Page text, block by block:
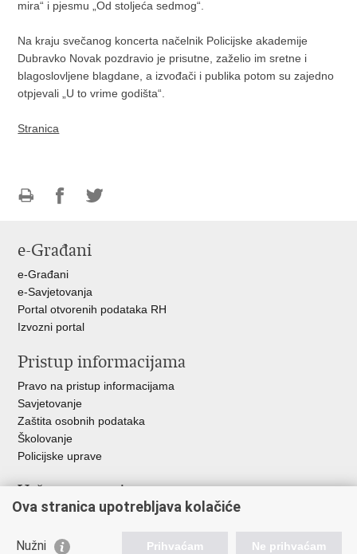
mira“ i pjesmu „Od stoljeća sedmog“.
Na kraju svečanog koncerta načelnik Policijske akademije
Dubravko Novak pozdravio je prisutne, zaželio im sretne i
blagoslovljene blagdane, a izvođači i publika potom su zajedno
otpjevali „U to vrime godišta“.
Stranica
FacebookuTwitteru
e-Građani
e-Građani
e-Savjetovanja
Portal otvorenih podataka RH
Izvozni portal
Pristup informacijama
Pravo na pristup informacijama
Savjetovanje
Zaštita osobnih podataka
Školovanje
Policijske uprave
Važne poveznice
Ministarstvo unutarnjih poslova
Muzej policije
Ova stranica upotrebljava kolačiće
Nužni Prihvaćam Ne prihvaćam